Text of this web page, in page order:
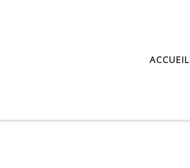
ACCUEIL